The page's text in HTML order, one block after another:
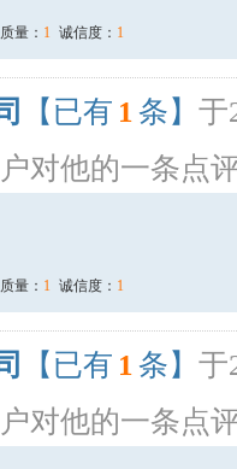
量： 1 诚信度： 1
【已有 1 条】 于
对他的一条点
量： 1 诚信度： 1
【已有 1 条】 于
对他的一条点